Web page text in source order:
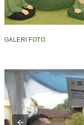
GALERI FOTO